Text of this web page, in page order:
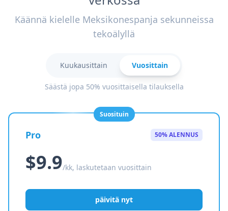
Käännä kielelle Meksikonespanja sekunneissa
tekoälyllä
Kuukausittain Vuosittain
Säästä jopa 50% vuosittaisella tilauksella
Suosituin
Pro 50% ALENNUS
$9.9/kk, laskutetaan vuosittain
päivitä nyt